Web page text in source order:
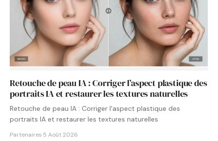
Retouche de peau IA : Corriger l’aspect plastique des
portraits IA et restaurer les textures naturelles
Retouche de peau IA : Corriger l'aspect plastique des
portraits IA et restaurer les textures naturelles
Partenaires·5 Août 2026